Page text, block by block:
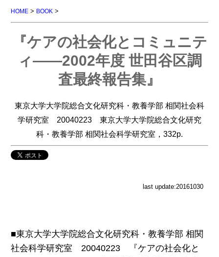
HOME > BOOK >
『ケアの社会化とコミュニテ
ィ――2002年度 世田谷区調
査最終報告集』
東京大学大学院総合文化研究科・教養学部 相関社会科
学研究室 20040223 東京大学大学院総合文化研究
科・教養学部 相関社会科学研究室，332p.
last update:20161030
■東京大学大学院総合文化研究科・教養学部 相関
社会科学研究室 20040223 『ケアの社会化と